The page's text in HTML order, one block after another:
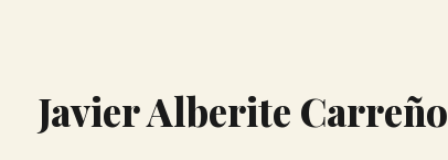
Javier Alberite Carreño